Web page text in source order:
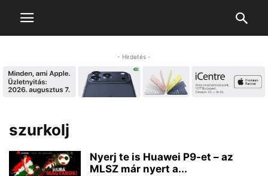
- Hirdetés -
szurkolj
Nyerj te is Huawei P9-et – az
MLSZ már nyert a...